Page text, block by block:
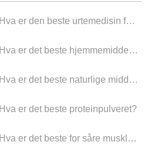
Hva er den beste urtemedisin for å oppløse nyrestein?
Hva er det beste hjemmemiddelet for å bli kvitt fluer?
Hva er det beste naturlige middelet for sprukne hæler?
Hva er det beste proteinpulveret?
Hva er det beste for såre muskler?